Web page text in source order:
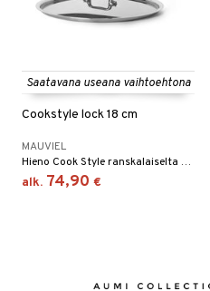
Saatavana useana vaihtoehtona
Cookstyle lock 18 cm
MAUVIEL
Hieno Cook Style ranskalaiselta Mauvielilta. Cookstyle lock on valmistettu laadukkaasta ruostumattomasta teräksestä.
alk. 74,90 €